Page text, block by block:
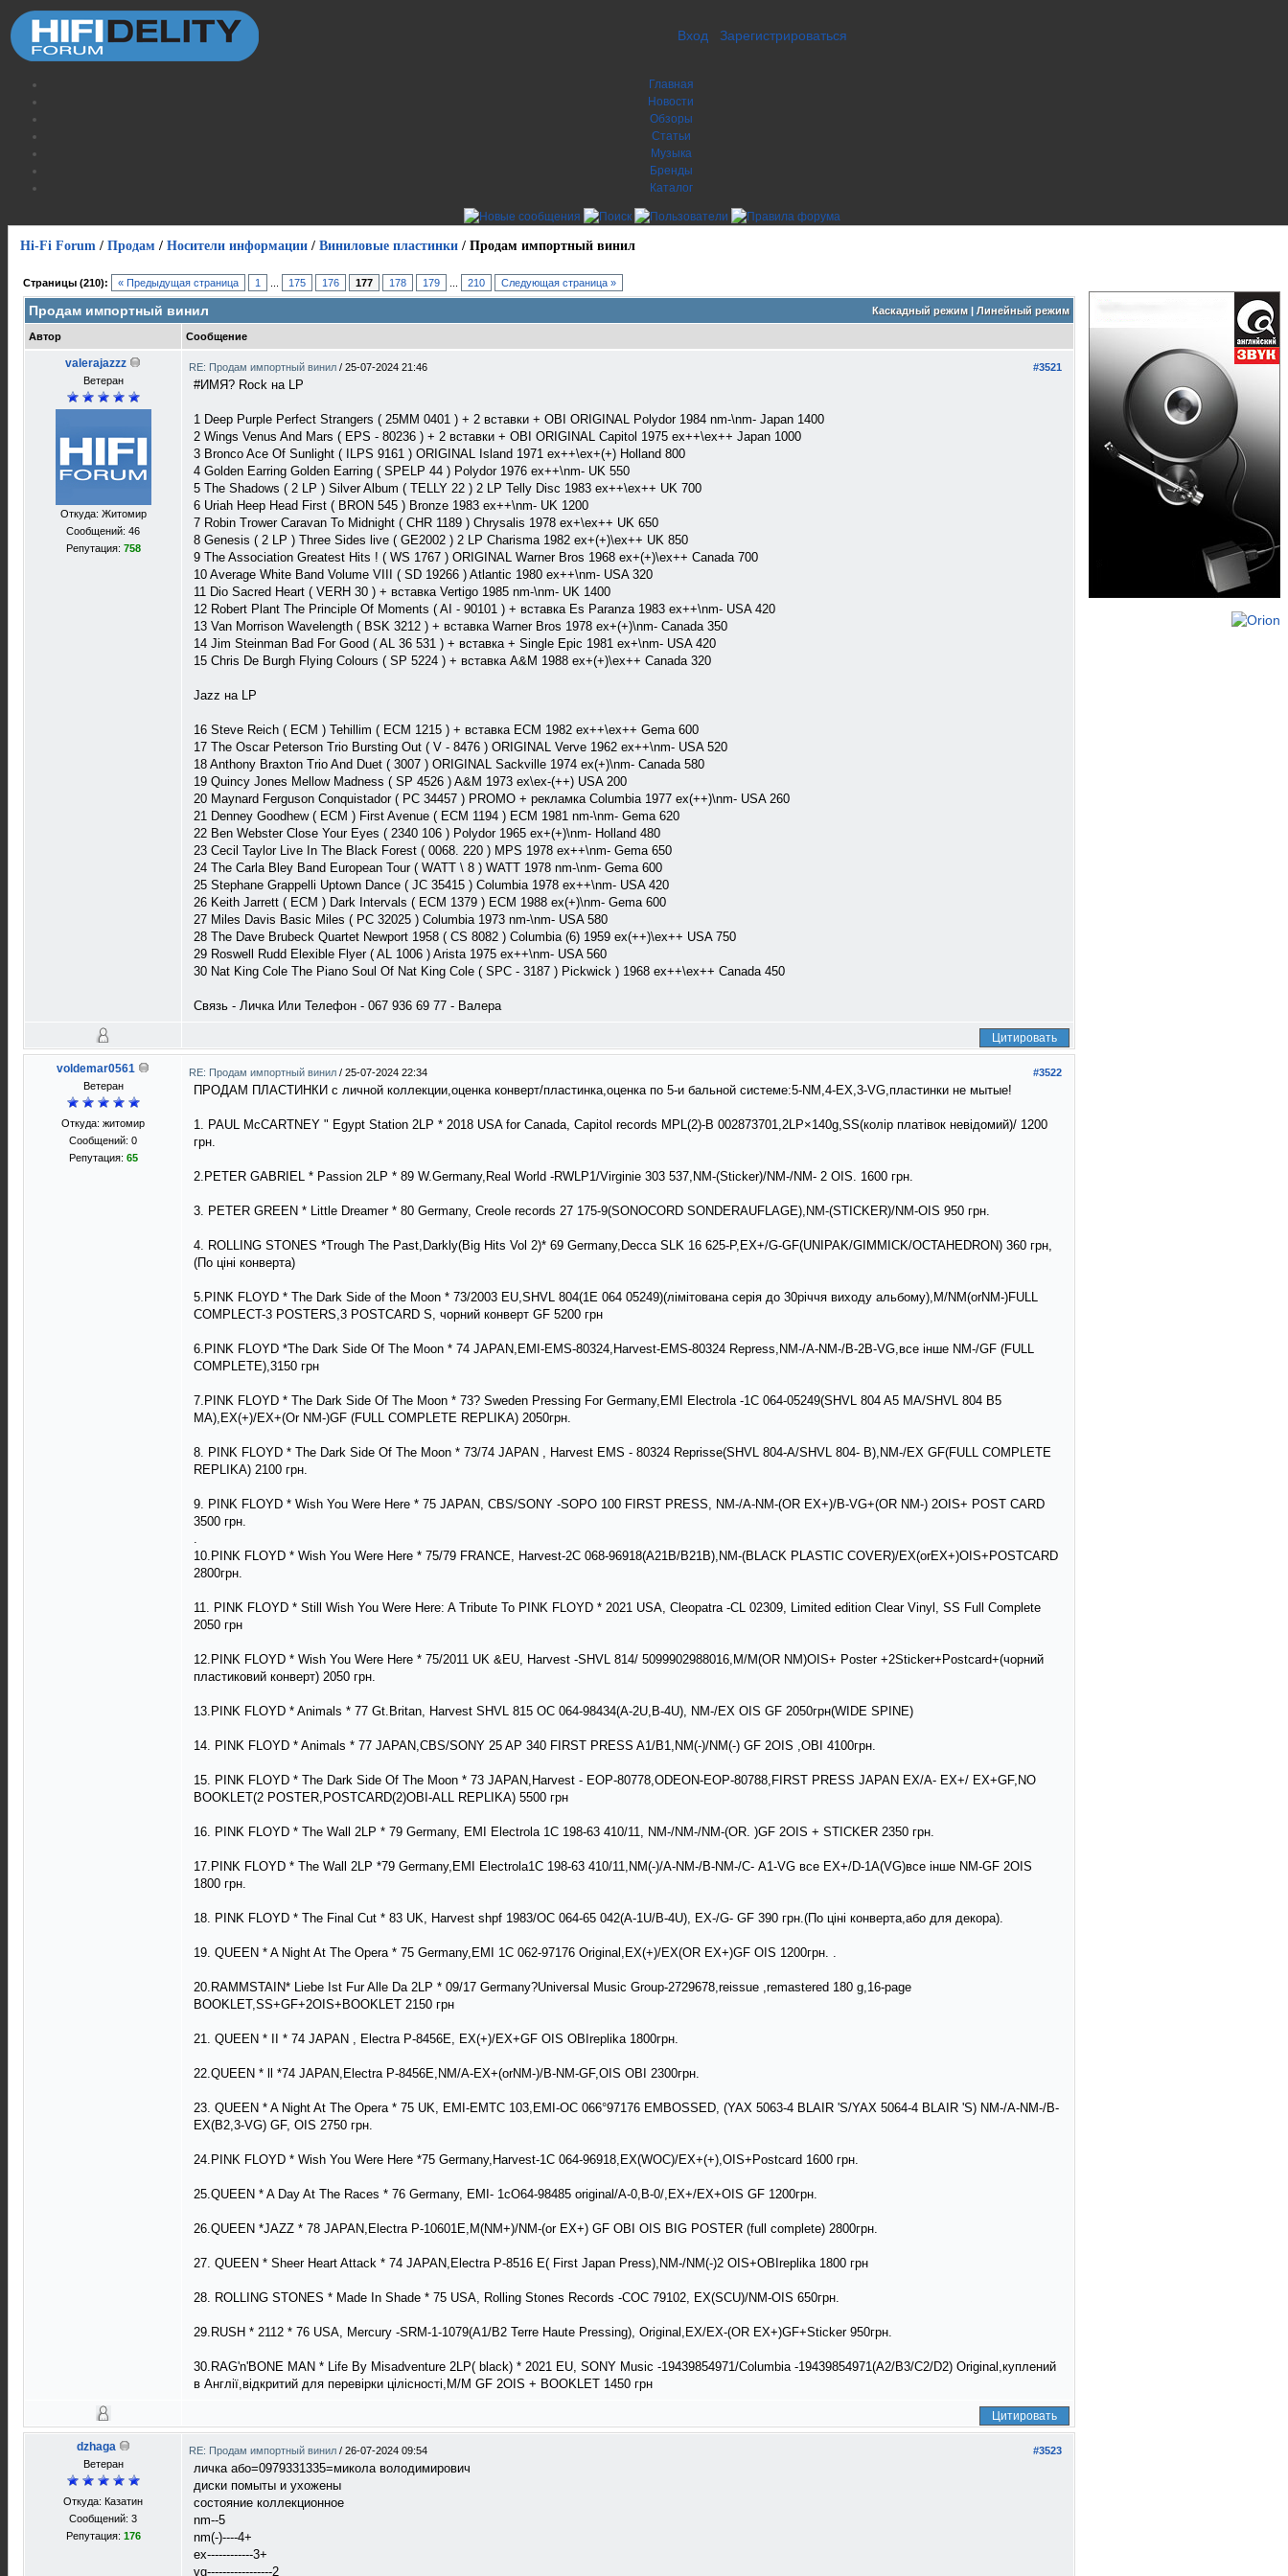
Вход Зарегистрироваться
Главная
Новости
Обзоры
Статьи
Музыка
Бренды
Каталог
Hi-Fi Forum / Продам / Носители информации / Виниловые пластинки / Продам импортный винил
Страницы (210): « Предыдущая страница 1 175 176 177 178 179 210 Следующая страница »
Каскадный режим| Линейный режим
Продам импортный винил
Автор Сообщение
valerajazzz
Ветеран
Откуда: Житомир
Сообщений: 46
Репутация: 758
#3521
RE: Продам импортный винил / 25-07-2024 21:46
#ИМЯ? Rock на LP
1 Deep Purple Perfect Strangers ( 25MM 0401 ) + 2 вставки + OBI ORIGINAL Polydor 1984 nm-\nm- Japan 1400
2 Wings Venus And Mars ( EPS - 80236 ) + 2 вставки + OBI ORIGINAL Capitol 1975 ex++\ex++ Japan 1000
3 Bronco Ace Of Sunlight ( ILPS 9161 ) ORIGINAL Island 1971 ex++\ex+(+) Holland 800
4 Golden Earring Golden Earring ( SPELP 44 ) Polydor 1976 ex++\nm- UK 550
5 The Shadows ( 2 LP ) Silver Album ( TELLY 22 ) 2 LP Telly Disc 1983 ex++\ex++ UK 700
6 Uriah Heep Head First ( BRON 545 ) Bronze 1983 ex++\nm- UK 1200
7 Robin Trower Caravan To Midnight ( CHR 1189 ) Chrysalis 1978 ex+\ex++ UK 650
8 Genesis ( 2 LP ) Three Sides live ( GE2002 ) 2 LP Charisma 1982 ex+(+)\ex++ UK 850
9 The Association Greatest Hits ! ( WS 1767 ) ORIGINAL Warner Bros 1968 ex+(+)\ex++ Canada 700
10 Average White Band Volume VIII ( SD 19266 ) Atlantic 1980 ex++\nm- USA 320
11 Dio Sacred Heart ( VERH 30 ) + вставка Vertigo 1985 nm-\nm- UK 1400
12 Robert Plant The Principle Of Moments ( AI - 90101 ) + вставка Es Paranza 1983 ex++\nm- USA 420
13 Van Morrison Wavelength ( BSK 3212 ) + вставка Warner Bros 1978 ex+(+)\nm- Canada 350
14 Jim Steinman Bad For Good ( AL 36 531 ) + вставка + Single Epic 1981 ex+\nm- USA 420
15 Chris De Burgh Flying Colours ( SP 5224 ) + вставка A&M 1988 ex+(+)\ex++ Canada 320
Jazz на LP
16 Steve Reich ( ECM ) Tehillim ( ECM 1215 ) + вставка ECM 1982 ex++\ex++ Gema 600
17 The Oscar Peterson Trio Bursting Out ( V - 8476 ) ORIGINAL Verve 1962 ex++\nm- USA 520
18 Anthony Braxton Trio And Duet ( 3007 ) ORIGINAL Sackville 1974 ex(+)\nm- Canada 580
19 Quincy Jones Mellow Madness ( SP 4526 ) A&M 1973 ex\ex-(++) USA 200
20 Maynard Ferguson Conquistador ( PC 34457 ) PROMO + рекламка Columbia 1977 ex(++)\nm- USA 260
21 Denney Goodhew ( ECM ) First Avenue ( ECM 1194 ) ECM 1981 nm-\nm- Gema 620
22 Ben Webster Close Your Eyes ( 2340 106 ) Polydor 1965 ex+(+)\nm- Holland 480
23 Cecil Taylor Live In The Black Forest ( 0068. 220 ) MPS 1978 ex++\nm- Gema 650
24 The Carla Bley Band European Tour ( WATT \ 8 ) WATT 1978 nm-\nm- Gema 600
25 Stephane Grappelli Uptown Dance ( JC 35415 ) Columbia 1978 ex++\nm- USA 420
26 Keith Jarrett ( ECM ) Dark Intervals ( ECM 1379 ) ECM 1988 ex(+)\nm- Gema 600
27 Miles Davis Basic Miles ( PC 32025 ) Columbia 1973 nm-\nm- USA 580
28 The Dave Brubeck Quartet Newport 1958 ( CS 8082 ) Columbia (6) 1959 ex(++)\ex++ USA 750
29 Roswell Rudd Elexible Flyer ( AL 1006 ) Arista 1975 ex++\nm- USA 560
30 Nat King Cole The Piano Soul Of Nat King Cole ( SPC - 3187 ) Pickwick ) 1968 ex++\ex++ Canada 450
Связь - Личка Или Телефон - 067 936 69 77 - Валера
Цитировать
voldemar0561
Ветеран
Откуда: житомир
Сообщений: 0
Репутация: 65
#3522
RE: Продам импортный винил / 25-07-2024 22:34
ПРОДАМ ПЛАСТИНКИ с личной коллекции,оценка конверт/пластинка,оценка по 5-и бальной системе:5-NM,4-EX,3-VG,пластинки не мытые!
1. PAUL McCARTNEY " Egypt Station 2LP * 2018 USA for Canada, Capitol records MPL(2)-B 002873701,2LP×140g,SS(колір платівок невідомий)/ 1200
грн.
2.PETER GABRIEL * Passion 2LP * 89 W.Germany,Real World -RWLP1/Virginie 303 537,NM-(Sticker)/NM-/NM- 2 OIS. 1600 грн.
3. PETER GREEN * Little Dreamer * 80 Germany, Creole records 27 175-9(SONOCORD SONDERAUFLAGE),NM-(STICKER)/NM-OIS 950 грн.
4. ROLLING STONES *Trough The Past,Darkly(Big Hits Vol 2)* 69 Germany,Decca SLK 16 625-P,EX+/G-GF(UNIPAK/GIMMICK/OCTAHEDRON) 360 грн,
(По ціні конверта)
5.PINK FLOYD * The Dark Side of the Moon * 73/2003 EU,SHVL 804(1E 064 05249)(лімітована серія до 30річчя виходу альбому),M/NM(orNM-)FULL
COMPLECT-3 POSTERS,3 POSTCARD S, чорний конверт GF 5200 грн
6.PINK FLOYD *The Dark Side Of The Moon * 74 JAPAN,EMI-EMS-80324,Harvest-EMS-80324 Repress,NM-/A-NM-/B-2B-VG,все інше NM-/GF (FULL
COMPLETE),3150 грн
7.PINK FLOYD * The Dark Side Of The Moon * 73? Sweden Pressing For Germany,EMI Electrola -1C 064-05249(SHVL 804 A5 MA/SHVL 804 B5
MA),EX(+)/EX+(Or NM-)GF (FULL COMPLETE REPLIKA) 2050грн.
8. PINK FLOYD * The Dark Side Of The Moon * 73/74 JAPAN , Harvest EMS - 80324 Reprisse(SHVL 804-A/SHVL 804- B),NM-/EX GF(FULL COMPLETE
REPLIKA) 2100 грн.
9. PINK FLOYD * Wish You Were Here * 75 JAPAN, CBS/SONY -SOPO 100 FIRST PRESS, NM-/A-NM-(OR EX+)/B-VG+(OR NM-) 2OIS+ POST CARD
3500 грн.
.
10.PINK FLOYD * Wish You Were Here * 75/79 FRANCE, Harvest-2C 068-96918(A21B/B21B),NM-(BLACK PLASTIC COVER)/EX(orEX+)OIS+POSTCARD
2800грн.
11. PINK FLOYD * Still Wish You Were Here: A Tribute To PINK FLOYD * 2021 USA, Cleopatra -CL 02309, Limited edition Clear Vinyl, SS Full Complete
2050 грн
12.PINK FLOYD * Wish You Were Here * 75/2011 UK &EU, Harvest -SHVL 814/ 5099902988016,M/M(OR NM)OIS+ Poster +2Sticker+Postcard+(чорний
пластиковий конверт) 2050 грн.
13.PINK FLOYD * Animals * 77 Gt.Britan, Harvest SHVL 815 OC 064-98434(A-2U,B-4U), NM-/EX OIS GF 2050грн(WIDE SPINE)
14. PINK FLOYD * Animals * 77 JAPAN,CBS/SONY 25 AP 340 FIRST PRESS A1/B1,NM(-)/NM(-) GF 2OIS ,OBI 4100грн.
15. PINK FLOYD * The Dark Side Of The Moon * 73 JAPAN,Harvest - EOP-80778,ODEON-EOP-80788,FIRST PRESS JAPAN EX/A- EX+/ EX+GF,NO
BOOKLET(2 POSTER,POSTCARD(2)OBI-ALL REPLIKA) 5500 грн
16. PINK FLOYD * The Wall 2LP * 79 Germany, EMI Electrola 1C 198-63 410/11, NM-/NM-/NM-(OR. )GF 2OIS + STICKER 2350 грн.
17.PINK FLOYD * The Wall 2LP *79 Germany,EMI Electrola1C 198-63 410/11,NM(-)/A-NM-/B-NM-/С- A1-VG все ЕХ+/D-1A(VG)все інше NM-GF 2OIS
1800 грн.
18. PINK FLOYD * The Final Cut * 83 UK, Harvest shpf 1983/OC 064-65 042(A-1U/B-4U), EX-/G- GF 390 грн.(По ціні конверта,або для декора).
19. QUEEN * A Night At The Opera * 75 Germany,EMI 1C 062-97176 Original,EX(+)/EX(OR EX+)GF OIS 1200грн. .
20.RAMMSTAIN* Liebe Ist Fur Alle Da 2LP * 09/17 Germany?Universal Music Group-2729678,reissue ,remastered 180 g,16-page
BOOKLET,SS+GF+2OIS+BOOKLET 2150 грн
21. QUEEN * II * 74 JAPAN , Electra P-8456E, EX(+)/EX+GF OIS OBIreplika 1800грн.
22.QUEEN * ll *74 JAPAN,Electra P-8456E,NM/A-ЕХ+(orNM-)/B-NM-GF,OIS OBI 2300грн.
23. QUEEN * A Night At The Opera * 75 UK, EMI-EMTC 103,EMI-OC 066°97176 EMBOSSED, (YAX 5063-4 BLAIR 'S/YAX 5064-4 BLAIR 'S) NM-/A-NM-/B-
EX(B2,3-VG) GF, OIS 2750 грн.
24.PINK FLOYD * Wish You Were Here *75 Germany,Harvest-1C 064-96918,EX(WOC)/EX+(+),OIS+Postcard 1600 грн.
25.QUEEN * A Day At The Races * 76 Germany, EMI- 1cO64-98485 original/A-0,B-0/,EX+/EX+OIS GF 1200грн.
26.QUEEN *JAZZ * 78 JAPAN,Electra P-10601E,M(NM+)/NM-(or EX+) GF OBI OIS BIG POSTER (full complete) 2800грн.
27. QUEEN * Sheer Heart Attack * 74 JAPAN,Electra P-8516 E( First Japan Press),NM-/NM(-)2 OIS+OBIreplika 1800 грн
28. ROLLING STONES * Made In Shade * 75 USA, Rolling Stones Records -COC 79102, EX(SCU)/NM-OIS 650грн.
29.RUSH * 2112 * 76 USA, Mercury -SRM-1-1079(A1/B2 Terre Haute Pressing), Original,EX/EX-(OR EX+)GF+Sticker 950грн.
30.RAG'n'BONE MAN * Life By Misadventure 2LP( black) * 2021 EU, SONY Music -19439854971/Columbia -19439854971(A2/B3/C2/D2) Original,куплений
в Англії,відкритий для перевірки цілісності,M/M GF 2OIS + BOOKLET 1450 грн
Цитировать
dzhaga
Ветеран
Откуда: Казатин
Сообщений: 3
Репутация: 176
#3523
RE: Продам импортный винил / 26-07-2024 09:54
личка або=0979331335=микола володимирович
диски помыты и ухожены
состояние коллекционное
nm--5
nm(-)----4+
ex------------3+
vg-----------------2